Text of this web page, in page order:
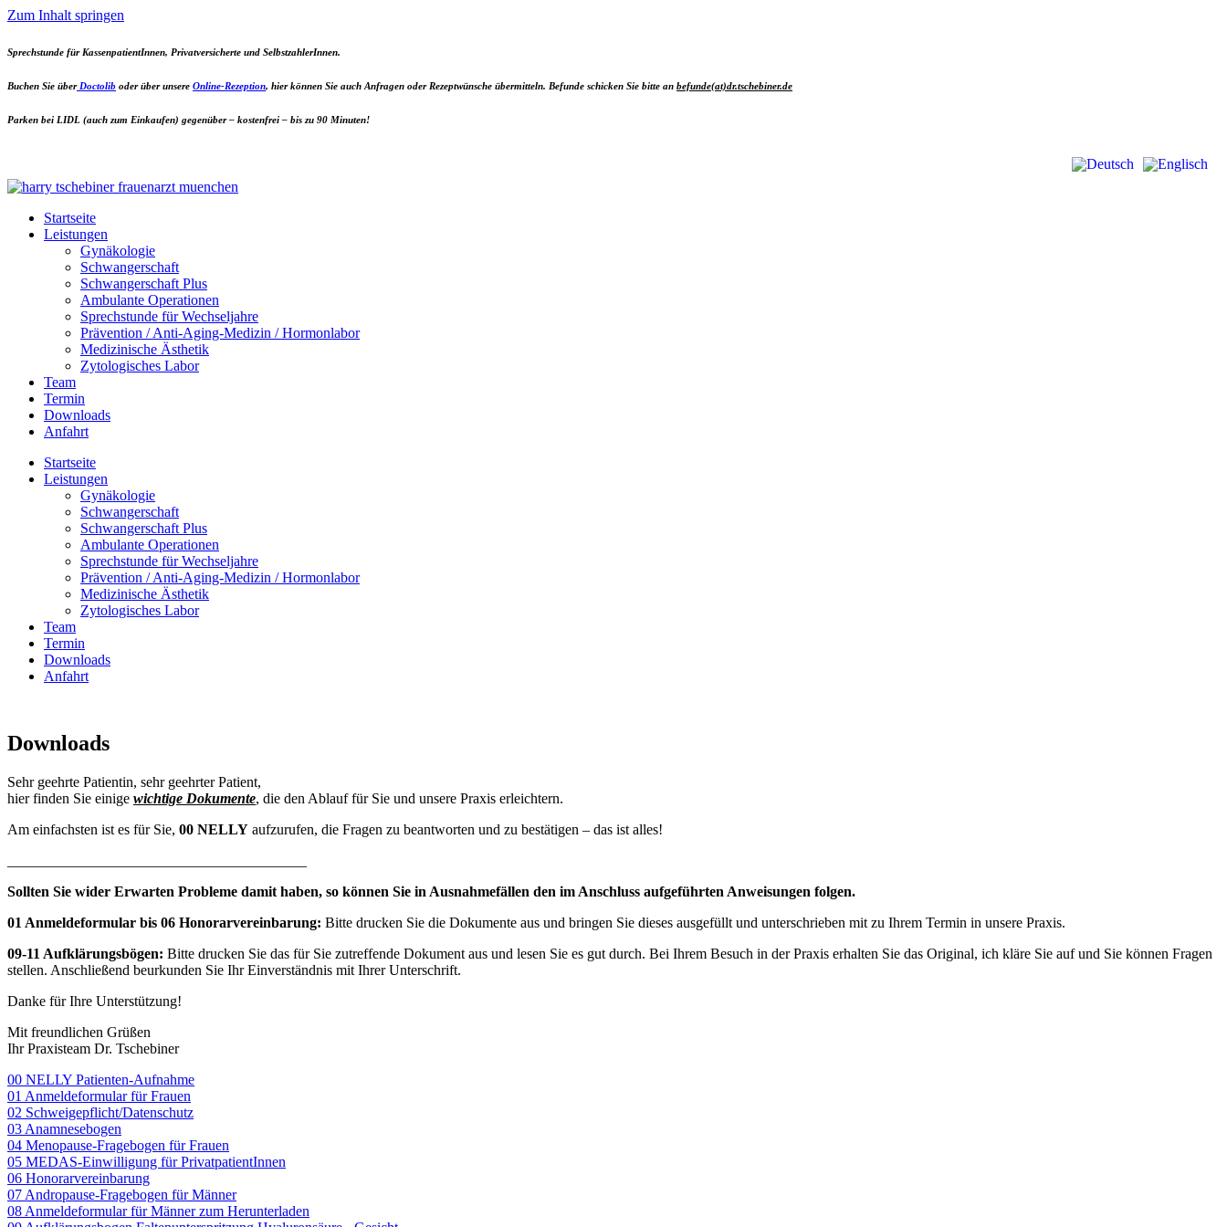
Zum Inhalt springen
Sprechstunde für KassenpatientInnen, Privatversicherte und SelbstzahlerInnen.
Buchen Sie überDoctolib oder über unsere Online-Rezeption, hier können Sie auch Anfragen oder Rezeptwünsche übermitteln. Befunde schicken Sie bitte an befunde(at)dr.tschebiner.de
Parken bei LIDL (auch zum Einkaufen) gegenüber – kostenfrei – bis zu 90 Minuten!
Startseite
Leistungen
Gynäkologie
Schwangerschaft
Schwangerschaft Plus
Ambulante Operationen
Sprechstunde für Wechseljahre
Prävention / Anti-Aging-Medizin / Hormonlabor
Medizinische Ästhetik
Zytologisches Labor
Team
Termin
Downloads
Anfahrt
Startseite
Leistungen
Gynäkologie
Schwangerschaft
Schwangerschaft Plus
Ambulante Operationen
Sprechstunde für Wechseljahre
Prävention / Anti-Aging-Medizin / Hormonlabor
Medizinische Ästhetik
Zytologisches Labor
Team
Termin
Downloads
Anfahrt
Downloads
Sehr geehrte Patientin, sehr geehrter Patient,
hier finden Sie einige wichtige Dokumente, die den Ablauf für Sie und unsere Praxis erleichtern.
Am einfachsten ist es für Sie, 00 NELLY aufzurufen, die Fragen zu beantworten und zu bestätigen – das ist alles!
Sollten Sie wider Erwarten Probleme damit haben, so können Sie in Ausnahmefällen den im Anschluss aufgeführten Anweisungen folgen.
01 Anmeldeformular bis 06 Honorarvereinbarung: Bitte drucken Sie die Dokumente aus und bringen Sie dieses ausgefüllt und unterschrieben mit zu Ihrem Termin in unsere Praxis.
09-11 Aufklärungsbögen: Bitte drucken Sie das für Sie zutreffende Dokument aus und lesen Sie es gut durch. Bei Ihrem Besuch in der Praxis erhalten Sie das Original, ich kläre Sie auf und Sie können Fragen
stellen. Anschließend beurkunden Sie Ihr Einverständnis mit Ihrer Unterschrift.
Danke für Ihre Unterstützung!
Mit freundlichen Grüßen
Ihr Praxisteam Dr. Tschebiner
00 NELLY Patienten-Aufnahme
01 Anmeldeformular für Frauen
02 Schweigepflicht/Datenschutz
03 Anamnesebogen
04 Menopause-Fragebogen für Frauen
05 MEDAS-Einwilligung für PrivatpatientInnen
06 Honorarvereinbarung
07 Andropause-Fragebogen für Männer
08 Anmeldeformular für Männer zum Herunterladen